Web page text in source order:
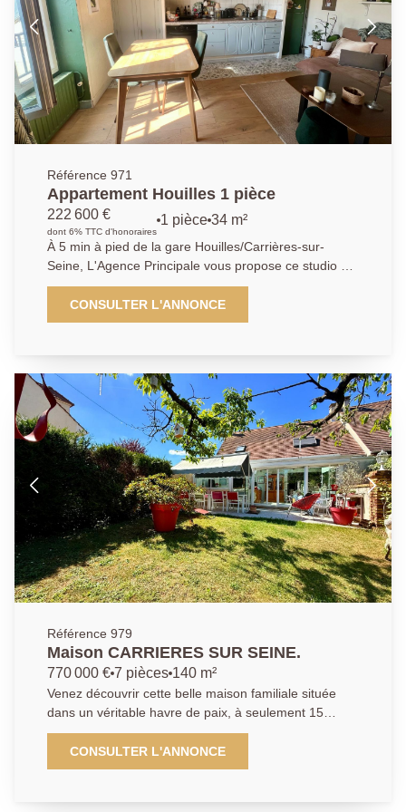
dans le jardin, isolation thermique par l'extérieur,
portail coulissant électrique et l'électricité entièrement
refaite... Bien proposé par Kyllian GABA, agent
commercial (903 414 209 R.S.A.C Versailles)
Référence 971
Appartement Houilles 1 pièce
222 600 €
dont 6% TTC d'honoraires
1 pièce 34 m²
À 5 min à pied de la gare Houilles/Carrières-sur-
Seine, L'Agence Principale vous propose ce studio de
34.31 m2 carrez. Très lumineux et idéalement situé, II
est distribué en un espace de vie avec cuisine et coin
bureau, un espace nuit pouvant accueillir deux grands
rapidement! Nous sommes à votre disposition au
01.39.14.71.72. Les informations sur les risques
auxquels ce bien est exposé sont disponibles sur le
site Géorisques : www.georisques.gouv.fr
CONSULTER L'ANNONCE
Référence 979
Maison CARRIERES SUR SEINE.
770 000 € 7 pièces 140 m²
Venez découvrir cette belle maison familiale située
dans un véritable havre de paix, à seulement 15
minutes à pied de la gare de Houilles Carrières-sur-
Seine. Idéale pour accueillir une famille, cette maison
offre de beaux volumes et une distribution
CONSULTER L'ANNONCE